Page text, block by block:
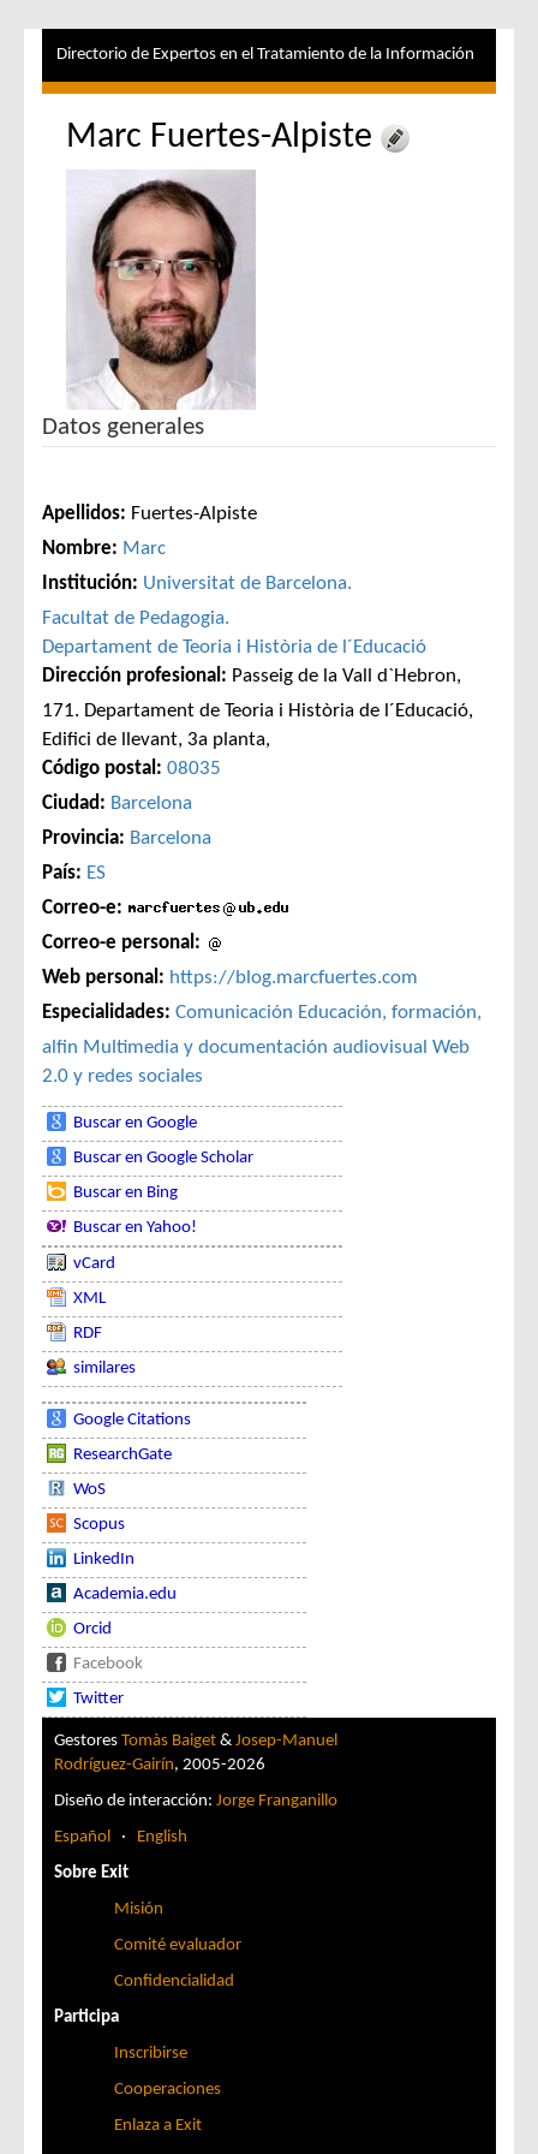
Directorio de Expertos en el Tratamiento de la Información
Marc Fuertes-Alpiste
Datos generales
Apellidos: Fuertes-Alpiste
Nombre: Marc
Institución: Universitat de Barcelona.
Facultat de Pedagogia.
Departament de Teoria i Història de l´Educació
Dirección profesional: Passeig de la Vall d`Hebron,
171. Departament de Teoria i Història de l´Educació,
Edifici de llevant, 3a planta,
Código postal: 08035
Ciudad: Barcelona
Provincia: Barcelona
País: ES
Correo-e:
Correo-e personal:
Web personal: https://blog.marcfuertes.com
Especialidades: Comunicación Educación, formación,
alfin Multimedia y documentación audiovisual Web
2.0 y redes sociales
Buscar en Google
Buscar en Google Scholar
Buscar en Bing
Buscar en Yahoo!
vCard
XML
RDF
similares
Google Citations
ResearchGate
WoS
Scopus
LinkedIn
Academia.edu
Orcid
Facebook
Twitter
Gestores Tomàs Baiget & Josep-Manuel
Rodríguez-Gairín, 2005-2026
Diseño de interacción: Jorge Franganillo
Español · English
Sobre Exit
Misión
Comité evaluador
Confidencialidad
Participa
Inscribirse
Cooperaciones
Enlaza a Exit